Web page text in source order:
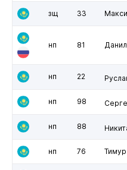
зщ 33
нп 81
нп 22
нп 98
нп 88
нп 76